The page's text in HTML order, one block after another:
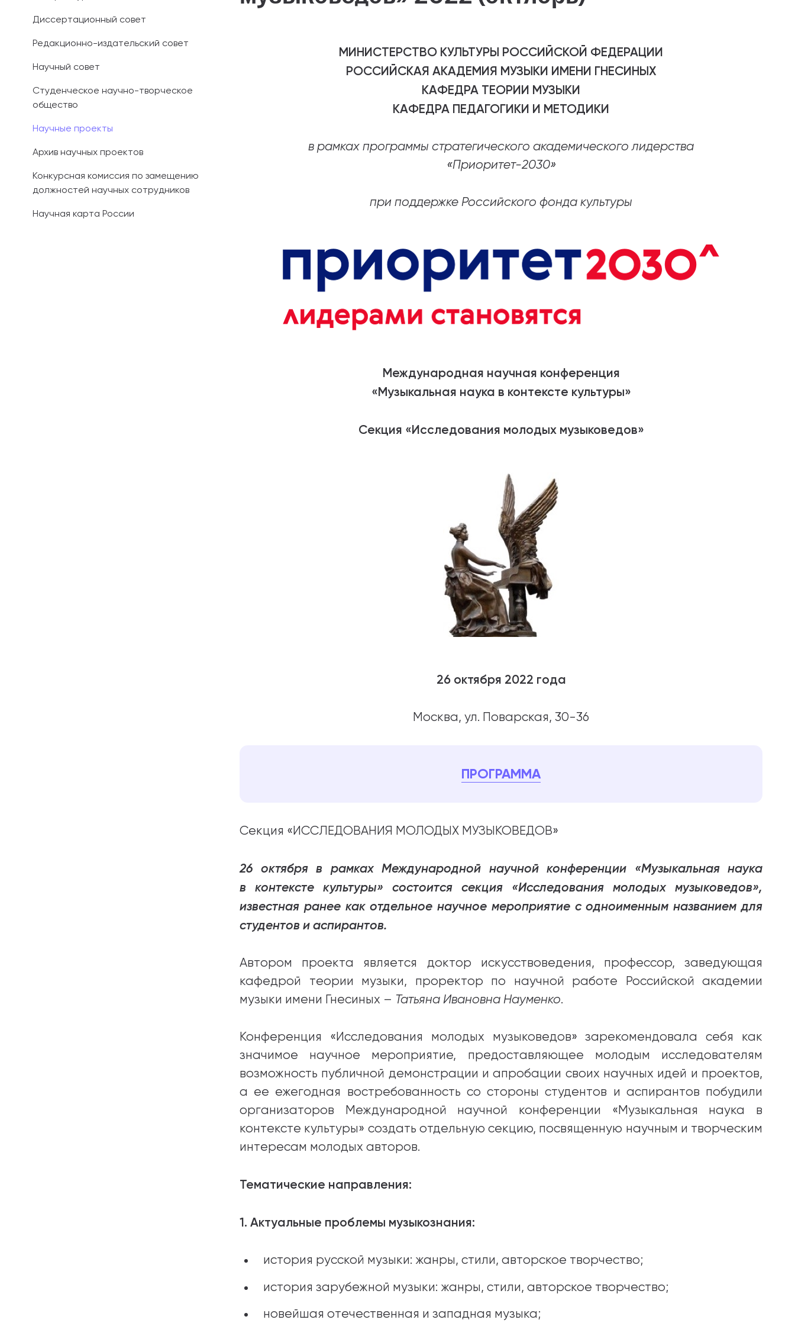
Платные образовательные услуги
Диссертационный совет
Редакционно-издательский совет
Научный совет
Студенческое научно-творческое
общество
Научные проекты
Архив научных проектов
Конкурсная комиссия по замещению
должностей научных сотрудников
Научная карта России
МИНИСТЕРСТВО КУЛЬТУРЫ РОССИЙСКОЙ ФЕДЕРАЦИИ
РОССИЙСКАЯ АКАДЕМИЯ МУЗЫКИ ИМЕНИ ГНЕСИНЫХ
КАФЕДРА ТЕОРИИ МУЗЫКИ
КАФЕДРА ПЕДАГОГИКИ И МЕТОДИКИ
в рамках программы стратегического академического лидерства
«Приоритет-2030»
при поддержке Российского фонда культуры
Международная научная конференция
«Музыкальная наука в контексте культуры»
Секция «Исследования молодых музыковедов»
26 октября 2022 года
Москва, ул. Поварская, 30-36
ПРОГРАММА
Секция «ИССЛЕДОВАНИЯ МОЛОДЫХ МУЗЫКОВЕДОВ»
26 октября в рамках Международной научной конференции «Музыкальная наука
в контексте культуры» состоится секция «Исследования молодых музыковедов»,
известная ранее как отдельное научное мероприятие с одноименным названием для
студентов и аспирантов.
Автором проекта является доктор искусствоведения, профессор, заведующая
кафедрой теории музыки, проректор по научной работе Российской академии
музыки имени Гнесиных – Татьяна Ивановна Науменко.
Конференция «Исследования молодых музыковедов» зарекомендовала себя как
значимое научное мероприятие, предоставляющее молодым исследователям
возможность публичной демонстрации и апробации своих научных идей и проектов,
а ее ежегодная востребованность со стороны студентов и аспирантов побудили
организаторов Международной научной конференции «Музыкальная наука в
контексте культуры» создать отдельную секцию, посвященную научным и творческим
интересам молодых авторов.
Тематические направления:
1. Актуальные проблемы музыкознания:
история русской музыки: жанры, стили, авторское творчество;
история зарубежной музыки: жанры, стили, авторское творчество;
новейшая отечественная и западная музыка;